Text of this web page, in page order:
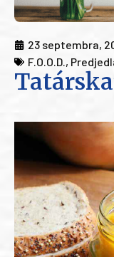
23 septembra,
F.O.O.D.,